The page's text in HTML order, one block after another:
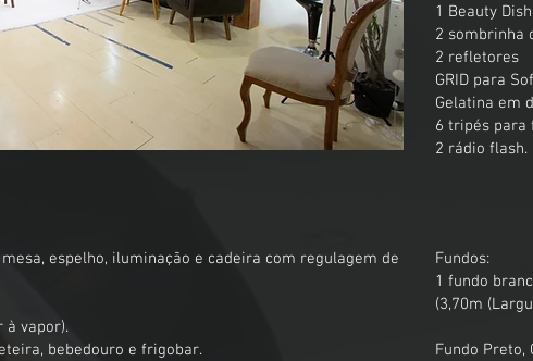
1 Beauty
2 sombrinha
2 refletores
GRID para
Gelatina em
6 tripés para
2 rádio flash.
espelho, iluminação e cadeira com regulagem de
à vapor).
bebedouro e frigobar.
Fundos:
1 fundo
(3,70m
Fundo Preto,